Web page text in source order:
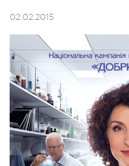
02.02.2015